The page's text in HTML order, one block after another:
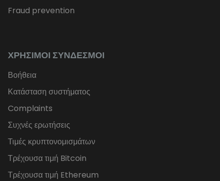
Fraud prevention
ΧΡΉΣΙΜΟΙ ΣΎΝΔΕΣΜΟΙ
Βοήθεια
Κατάσταση συστήματος
Complaints
Συχνές ερωτήσεις
Τιμές κρυπτονομισμάτων
Τρέχουσα τιμή Bitcoin
Τρέχουσα τιμή Ethereum